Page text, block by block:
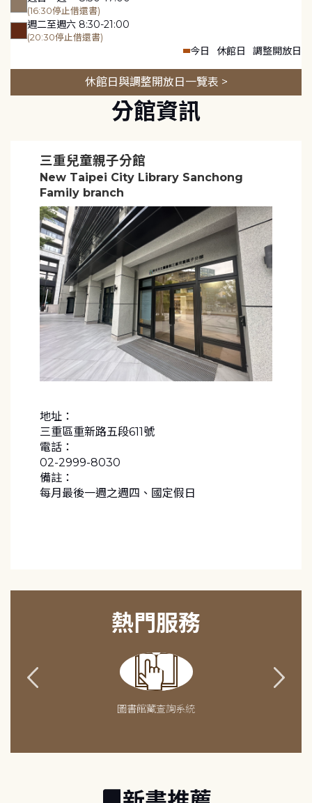
(16:30停止借還書)
週二至週六 8:30-21:00
(20:30停止借還書)
今日 休館日 調整開放日
休館日與調整開放日一覽表 >
分館資訊
三重兒童親子分館
New Taipei City Library Sanchong
Family branch
地址：
三重區重新路五段611號
電話：
02-2999-8030
備註：
每月最後一週之週四、國定假日
熱門服務
圖書館藏查詢系統